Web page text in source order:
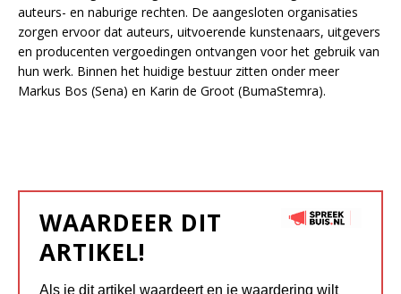
auteurs- en naburige rechten. De aangesloten organisaties
zorgen ervoor dat auteurs, uitvoerende kunstenaars, uitgevers
en producenten vergoedingen ontvangen voor het gebruik van
hun werk. Binnen het huidige bestuur zitten onder meer
Markus Bos (Sena) en Karin de Groot (BumaStemra).
WAARDEER DIT
ARTIKEL!
Als je dit artikel waardeert en je waardering wilt